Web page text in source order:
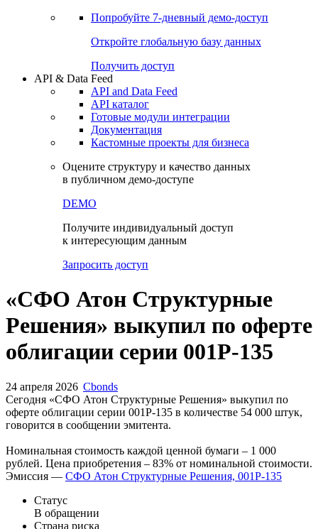
Попробуйте 7-дневный демо-доступ
Откройте глобальную базу данных
Получить доступ
API & Data Feed
API and Data Feed
API каталог
Готовые модули интеграции
Документация
Кастомные проекты для бизнеса
Оцените структуру и качество данных
в публичном демо-доступе
DEMO
Получите индивидуальный доступ
к интересующим данным
Запросить доступ
«СФО Атон Структурные
Решения» выкупил по оферте
облигации серии 001Р-135
24 апреля 2026 Cbonds
Сегодня «СФО Атон Структурные Решения» выкупил по
оферте облигации серии 001Р-135 в количестве 54 000 штук,
говорится в сообщении эмитента.
Номинальная стоимость каждой ценной бумаги – 1 000
рублей. Цена приобретения – 83% от номинальной стоимости.
Эмиссия — СФО Атон Структурные Решения, 001Р-135
Статус
В обращении
Страна риска